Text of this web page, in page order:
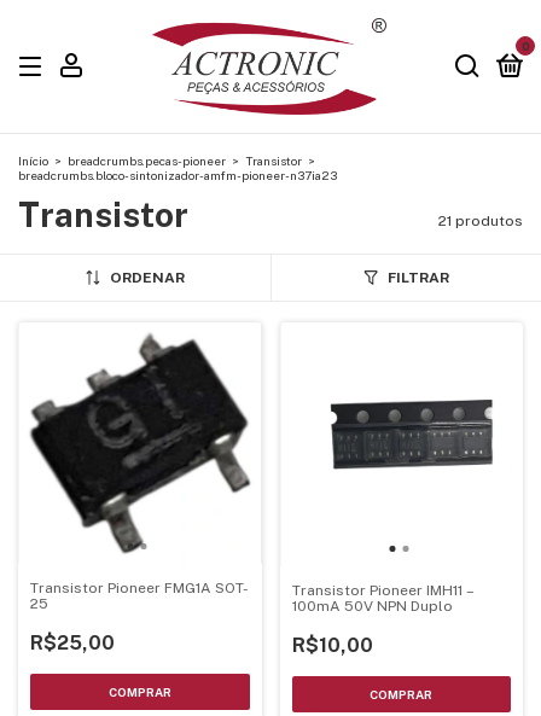
0
Início > breadcrumbs.pecas-pioneer > Transistor >
breadcrumbs.bloco-sintonizador-amfm-pioneer-n37ia23
Transistor 21 produtos
ORDENAR FILTRAR
Transistor Pioneer FMG1A SOT-
25
R$25,00
Transistor Pioneer IMH11 –
100mA 50V NPN Duplo
R$10,00